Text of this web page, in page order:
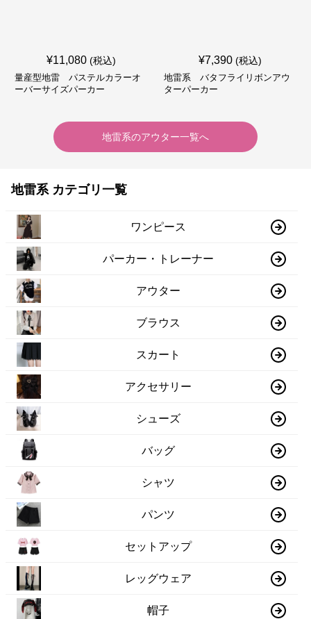
¥11,080 (税込)
量産型地雷 パステルカラーオ
ーバーサイズパーカー
¥7,390 (税込)
地雷系 バタフライリボンアウ
ターパーカー
地雷系のアウター一覧へ
地雷系 カテゴリ一覧
ワンピース
パーカー・トレーナー
アウター
ブラウス
スカート
アクセサリー
シューズ
バッグ
シャツ
パンツ
セットアップ
レッグウェア
帽子